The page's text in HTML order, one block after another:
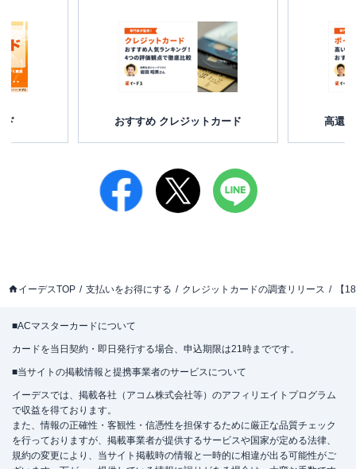
おすすめ クレジットカード 高還
ド
イーデスTOP 支払いをお得にする クレジットカードの調査リリース 【
■ACマスターカードについて
カードを当日契約・即日発行する場合、申込期限は21時までです。
■当サイトの掲載情報と提携事業者のサービスについて
イーデスでは、掲載各社（アコム株式会社等）のアフィリエイトプログラム
で収益を得ております。
また、情報の正確性・客観性・信憑性を担保するために厳正な品質チェック
を行っておりますが、掲載事業者が提供するサービスや国家が定める法律、
規約の変更により、当サイト掲載時の情報と一時的に相違が出る可能性がご